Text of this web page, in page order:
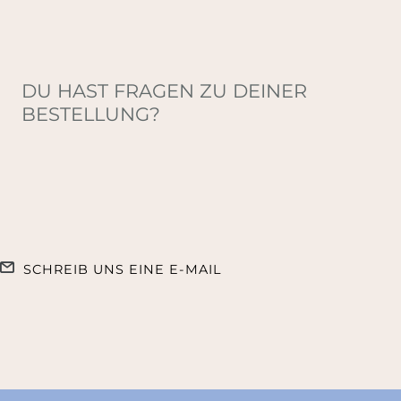
DU HAST FRAGEN ZU DEINER
BESTELLUNG?
SCHREIB UNS EINE E-MAIL